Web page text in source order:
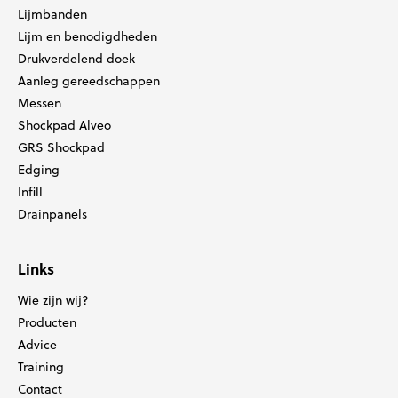
Lijmbanden
Lijm en benodigdheden
Drukverdelend doek
Aanleg gereedschappen
Messen
Shockpad Alveo
GRS Shockpad
Edging
Infill
Drainpanels
Links
Wie zijn wij?
Producten
Advice
Training
Contact